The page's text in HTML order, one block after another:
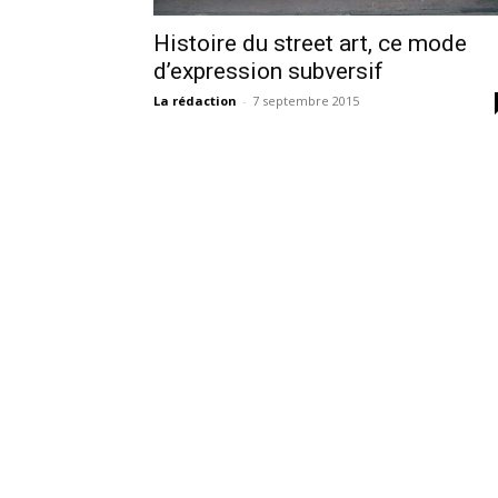
Histoire du street art, ce mode
d’expression subversif
La rédaction - 7 septembre 2015